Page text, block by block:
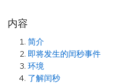
内容
简介
即将发生的闰秒事件
环境
了解闰秒